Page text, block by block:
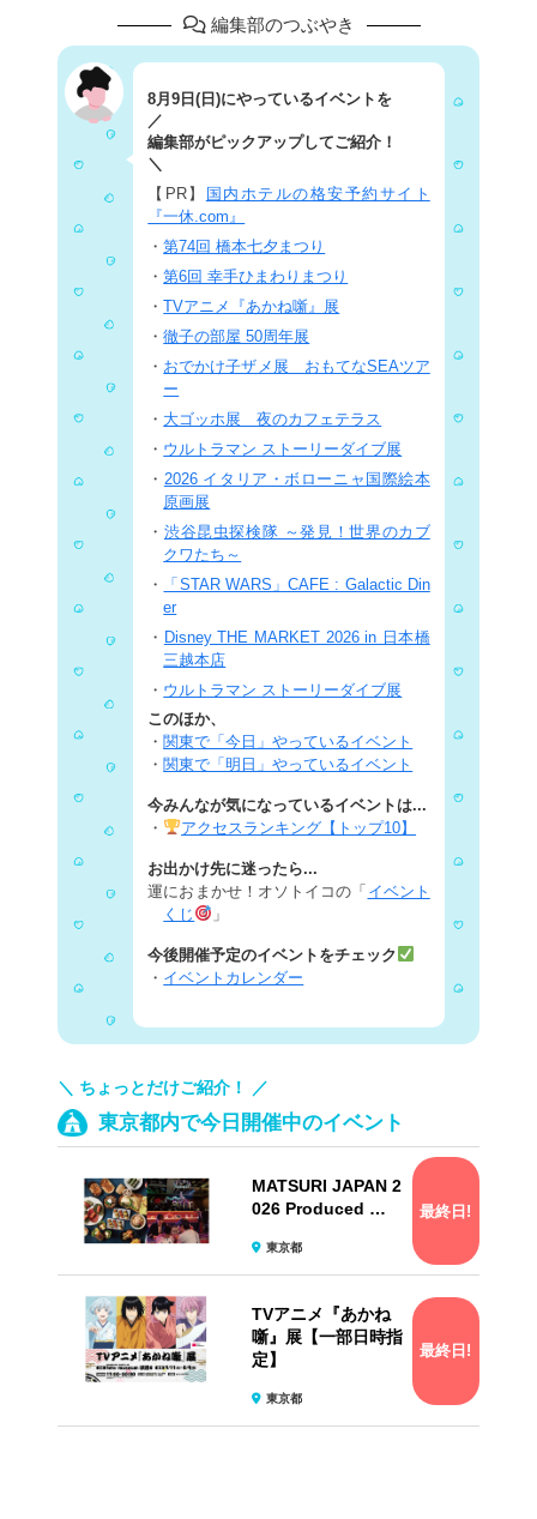
編集部のつぶやき
8月9日(日)にやっているイベントを
／
編集部がピックアップしてご紹介！
＼
【PR】
国内ホテルの格安予約サイト
『一休.com』
・第74回 橋本七夕まつり
・第6回 幸手ひまわりまつり
・TVアニメ『あかね噺』展
・徹子の部屋 50周年展
・ おでかけ子ザメ展 おもてなSEAツア
ー
・ 大ゴッホ展 夜のカフェテラス
・ ウルトラマン ストーリーダイブ展
・ 2026 イタリア・ボローニャ国際絵本
原画展
・ 渋谷昆虫探検隊 ～発見！世界のカブ
クワたち～
・
「STAR WARS」CAFE : Galactic Din
er
・ Disney THE MARKET 2026 in 日本橋
三越本店
・ ウルトラマン ストーリーダイブ展
このほか、
・ 関東で「今日」やっているイベント
・ 関東で「明日」やっているイベント
今みんなが気になっているイベントは...
・
アクセスランキング【トップ10】
お出かけ先に迷ったら...
運におまかせ！オソトイコの「 イベント
くじ
」
今後開催予定のイベントをチェック
・ イベントカレンダー
＼ ちょっとだけご紹介！ ／
東京都内で今日開催中のイベント
MATSURI JAPAN 2
026 Produced …
東京都
最終日!
TVアニメ『あかね
噺』展【一部日時指
定】
東京都
最終日!